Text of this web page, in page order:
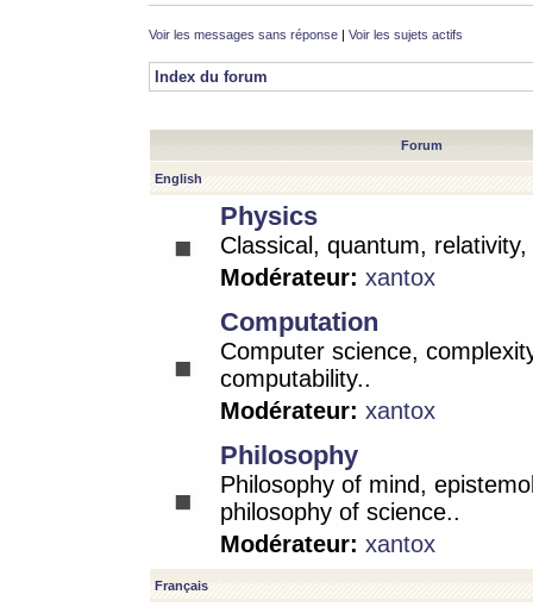
Voir les messages sans réponse | Voir les sujets actifs
Index du forum
Forum
English
Physics
Classical, quantum,
Modérateur: xantox
Computation
Computer science,
computability..
Modérateur: xantox
Philosophy
Philosophy of mind,
philosophy of science..
Modérateur: xantox
Français